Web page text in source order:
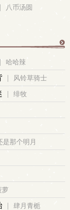
| 八币汤圆
| 哈哈辣
| 风铃草骑士
| 绯牧
是那个明月
萝
| 肆月青栀